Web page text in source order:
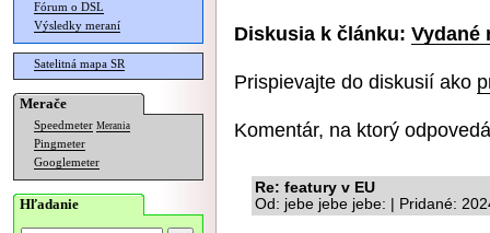
Fórum o DSL
Výsledky meraní
Satelitná mapa SR
Merače
Speedmeter Merania
Pingmeter
Googlemeter
Hľadanie
Diskusia k článku: Vydané
Prispievajte do diskusií ako
Komentár, na ktorý
Re: featury v EU
Od: jebe jebe jebe: | Pridané: